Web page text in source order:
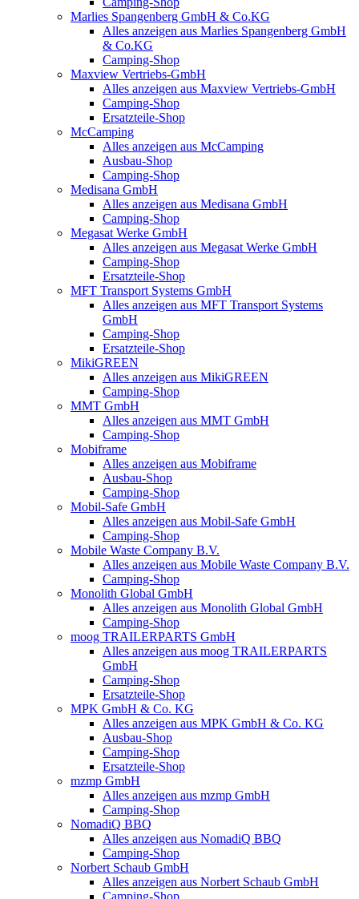
Marlies Spangenberg GmbH & Co.KG
Alles anzeigen aus Marlies Spangenberg GmbH
& Co.KG
Camping-Shop
Maxview Vertriebs-GmbH
Alles anzeigen aus Maxview Vertriebs-GmbH
Camping-Shop
Ersatzteile-Shop
McCamping
Alles anzeigen aus McCamping
Ausbau-Shop
Camping-Shop
Medisana GmbH
Alles anzeigen aus Medisana GmbH
Camping-Shop
Megasat Werke GmbH
Alles anzeigen aus Megasat Werke GmbH
Camping-Shop
Ersatzteile-Shop
MFT Transport Systems GmbH
Alles anzeigen aus MFT Transport Systems
GmbH
Camping-Shop
Ersatzteile-Shop
MikiGREEN
Alles anzeigen aus MikiGREEN
Camping-Shop
MMT GmbH
Alles anzeigen aus MMT GmbH
Camping-Shop
Mobiframe
Alles anzeigen aus Mobiframe
Ausbau-Shop
Camping-Shop
Mobil-Safe GmbH
Alles anzeigen aus Mobil-Safe GmbH
Camping-Shop
Mobile Waste Company B.V.
Alles anzeigen aus Mobile Waste Company B.V.
Camping-Shop
Monolith Global GmbH
Alles anzeigen aus Monolith Global GmbH
Camping-Shop
moog TRAILERPARTS GmbH
Alles anzeigen aus moog TRAILERPARTS
GmbH
Camping-Shop
Ersatzteile-Shop
MPK GmbH & Co. KG
Alles anzeigen aus MPK GmbH & Co. KG
Ausbau-Shop
Camping-Shop
Ersatzteile-Shop
mzmp GmbH
Alles anzeigen aus mzmp GmbH
Camping-Shop
NomadiQ BBQ
Alles anzeigen aus NomadiQ BBQ
Camping-Shop
Norbert Schaub GmbH
Alles anzeigen aus Norbert Schaub GmbH
Camping-Shop